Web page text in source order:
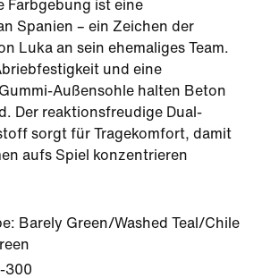
Farbgebung ist eine
Spanien – ein Zeichen der
Luka an sein ehemaliges Team.
und eine
Außensohle halten Beton
Der reaktionsfreudige Dual-
sorgt für Tragekomfort, damit
aufs Spiel konzentrieren
Barely Green/Washed Teal/Chile
300